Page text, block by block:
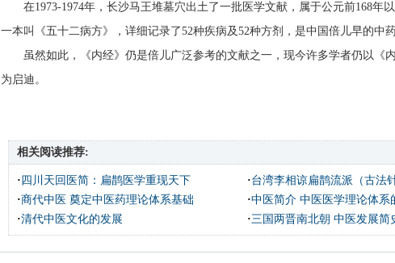
在1973-1974年，长沙马王堆墓穴出土了一批医学文献，属于公元前168年
一本叫《五十二病方》，详细记录了52种疾病及52种方剂，是中国倍儿早的中
虽然如此，《内经》仍是倍儿广泛参考的文献之一，现今许多学者仍以《
为启迪。
相关阅读推荐:
· 四川天回医简：扁鹊医学重现天下 ·台湾李相谅扁鹊流派（古法
·商代中医 奠定中医药理论体系基础 ·中医简介 中医医学理论体系
·清代中医文化的发展 ·三国两晋南北朝 中医发展简